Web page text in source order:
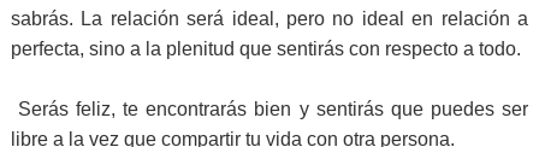
sabrás. La relación será ideal, pero no ideal en relación a
perfecta, sino a la plenitud que sentirás con respecto a todo.
Serás feliz, te encontrarás bien y sentirás que puedes ser
libre a la vez que compartir tu vida con otra persona.